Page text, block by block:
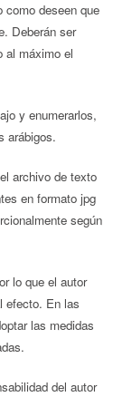
como deseen que
Deberán ser
al máximo el
y enumerarlos,
arábigos.
archivo de texto
en formato jpg
según
lo que el autor
efecto. En las
las medidas
del autor